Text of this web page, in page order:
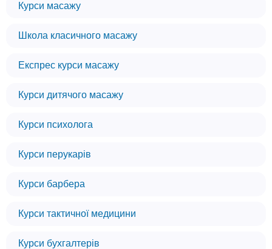
Курси масажу
Школа класичного масажу
Експрес курси масажу
Курси дитячого масажу
Курси психолога
Курси перукарів
Курси барбера
Курси тактичної медицини
Курси бухгалтерів